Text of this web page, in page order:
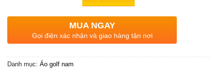
MUA NGAY
Gọi điện xác nhận và giao hàng tận nơi
Danh mục: Áo golf nam